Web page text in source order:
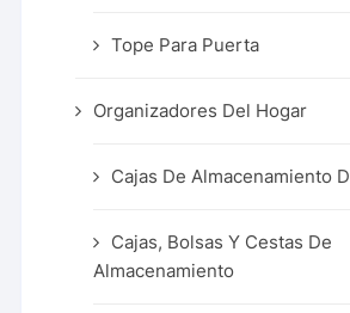
Tope Para Puerta
Organizadores Del Hogar
Cajas De Almacenamiento
Cajas, Bolsas Y Cestas De
Almacenamiento